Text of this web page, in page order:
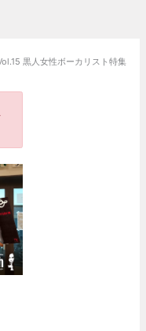
黒人女性ボーカリスト特集